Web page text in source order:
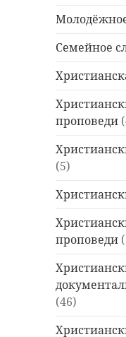
Семейное
проповеди
(5)
проповеди
(46)